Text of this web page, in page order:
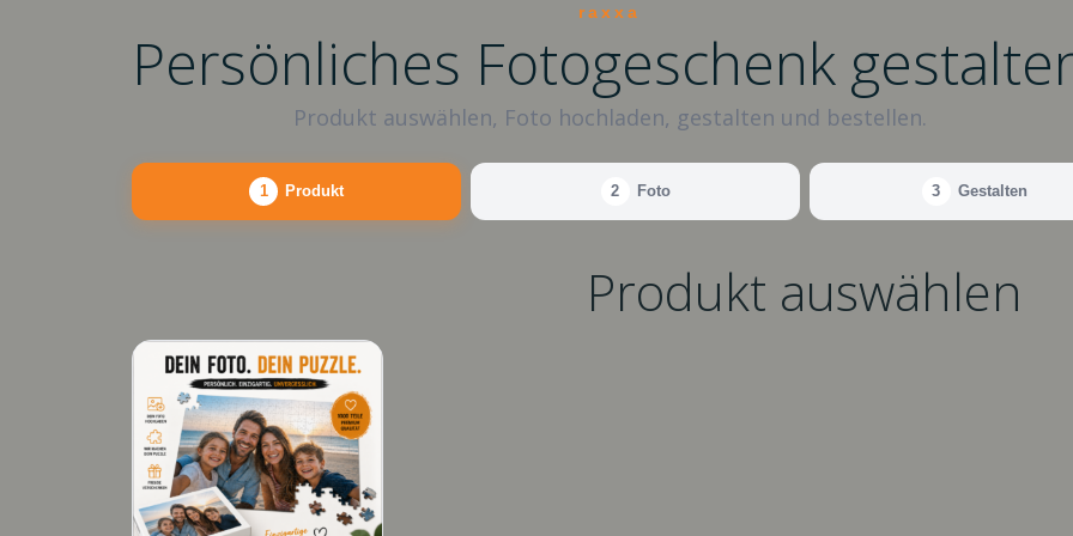
raxxa
Persönliches Fotogeschenk
Produkt auswählen, Foto hochladen, gestalten und bestellen.
1 Produkt 2 Foto 3 Gestalten
Produkt auswählen